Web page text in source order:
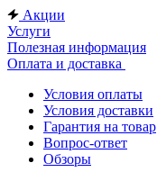
Акции
Услуги
Полезная информация
Оплата и доставка
Условия оплаты
Условия доставки
Гарантия на товар
Вопрос-ответ
Обзоры